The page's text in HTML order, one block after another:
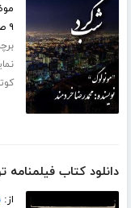
۹ صفحه
دانلود کتاب
از: